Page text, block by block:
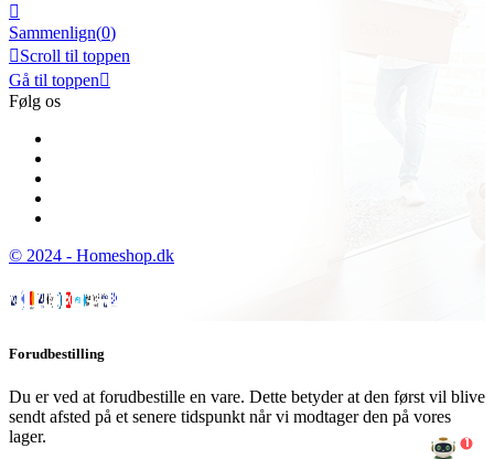

Sammenlign(0)
Scroll til toppen
Gå til toppen
Følg os
© 2024 - Homeshop.dk
Forudbestilling
Du er ved at forudbestille en vare. Dette betyder at den først vil blive
sendt afsted på et senere tidspunkt når vi modtager den på vores
lager.
1